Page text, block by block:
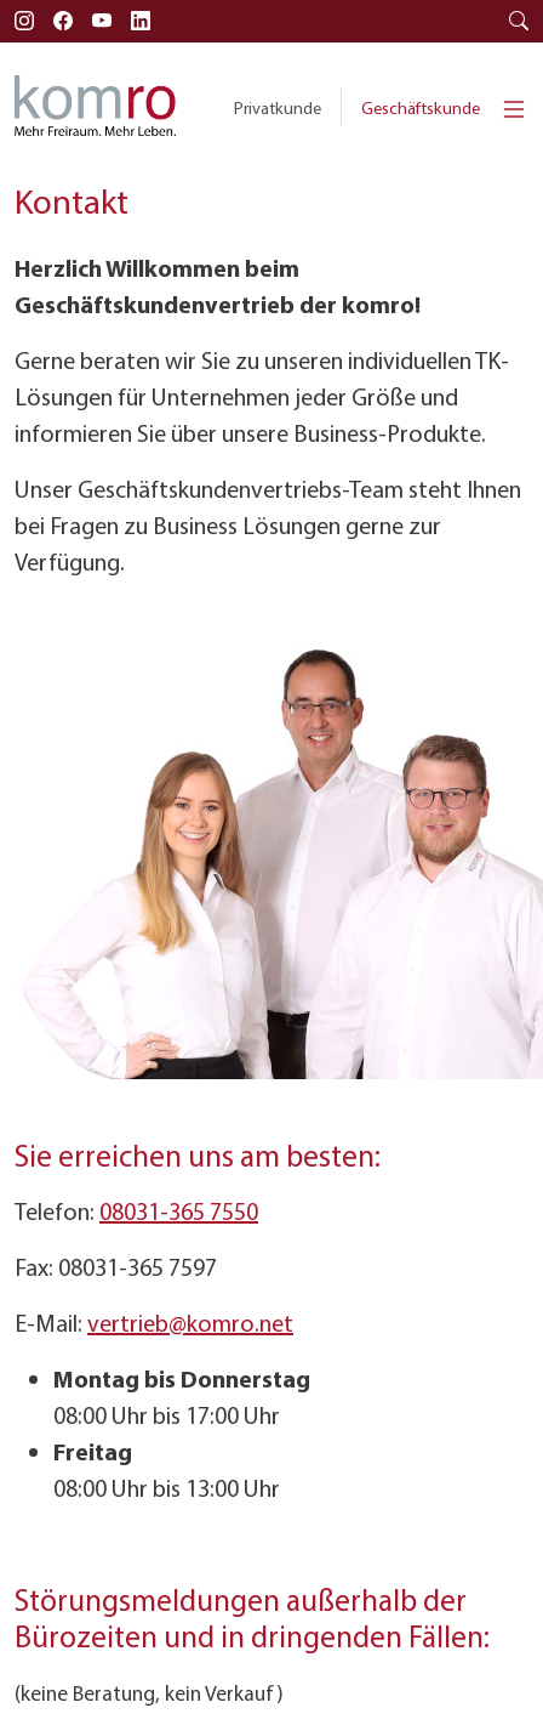
Privatkunde Geschäftskunde
Kontakt
Herzlich Willkommen beim
Geschäftskundenvertrieb der komro!
Gerne beraten wir Sie zu unseren individuellen TK-
Lösungen für Unternehmen jeder Größe und
informieren Sie über unsere Business-Produkte.
Unser Geschäftskundenvertriebs-Team steht Ihnen
bei Fragen zu Business Lösungen gerne zur
Verfügung.
Sie erreichen uns am besten:
Telefon: 08031-365 7550
Fax: 08031-365 7597
E-Mail: vertrieb@komro.net
Montag bis Donnerstag
08:00 Uhr bis 17:00 Uhr
Freitag
08:00 Uhr bis 13:00 Uhr
Störungsmeldungen außerhalb der
Bürozeiten und in dringenden Fällen:
(keine Beratung, kein Verkauf)